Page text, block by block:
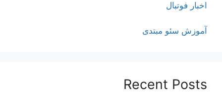
اخبار فوتبال
آموزش سئو مبتدی
Recent Posts